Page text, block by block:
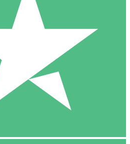
Creditpakketten
Geen maandelijkse
1000